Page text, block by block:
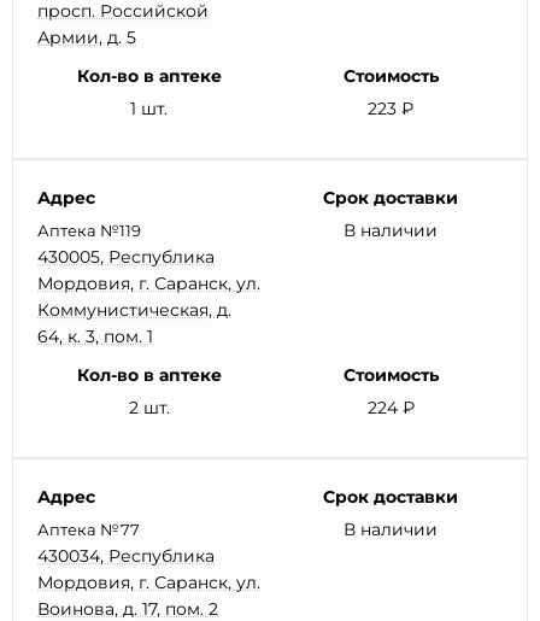
просп. Российской
Армии, д. 5
Кол-во в аптеке
1 шт.
Стоимость
223 ₽
Адрес
Аптека №119
430005, Республика
Мордовия, г. Саранск, ул.
Коммунистическая, д.
64, к. 3, пом. 1
Срок доставки
В наличии
Кол-во в аптеке
2 шт.
Стоимость
224 ₽
Адрес
Аптека №77
430034, Республика
Мордовия, г. Саранск, ул.
Воинова, д. 17, пом. 2
Срок доставки
В наличии